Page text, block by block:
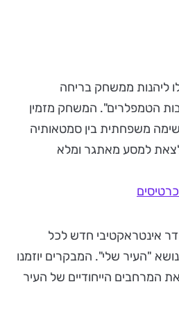
ליהנות ממשחק בריחה
הטמפלרים". המשחק מזמין
משפחתית בין סמטאותיה
למסע מאתגר ומלא
אינטראקטיבי חדש לכל
"העיר שלי". המבקרים יוזמנו
המרחבים הייחודיים של העיר